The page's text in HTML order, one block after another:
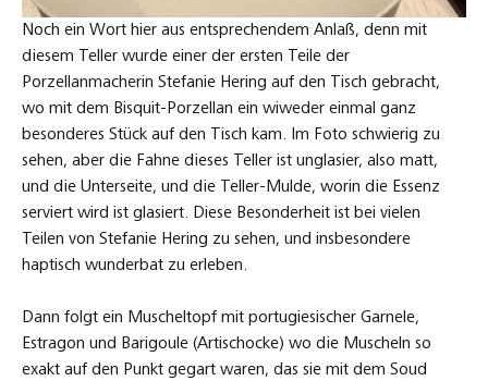
Noch ein Wort hier aus entsprechendem Anlaß, denn mit
diesem Teller wurde einer der ersten Teile der
Porzellanmacherin Stefanie Hering auf den Tisch gebracht,
wo mit dem Bisquit-Porzellan ein wiweder einmal ganz
besonderes Stück auf den Tisch kam. Im Foto schwierig zu
sehen, aber die Fahne dieses Teller ist unglasier, also matt,
und die Unterseite, und die Teller-Mulde, worin die Essenz
serviert wird ist glasiert. Diese Besonderheit ist bei vielen
Teilen von Stefanie Hering zu sehen, und insbesondere
haptisch wunderbat zu erleben.
Dann folgt ein Muscheltopf mit portugiesischer Garnele,
Estragon und Barigoule (Artischocke) wo die Muscheln so
exakt auf den Punkt gegart waren, das sie mit dem Soud